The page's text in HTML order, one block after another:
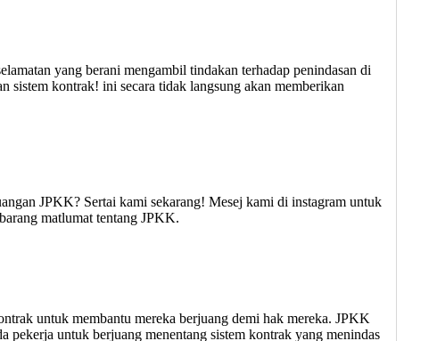
yang berani mengambil tindakan terhadap penindasan di
sistem kontrak! ini secara tidak langsung akan memberikan
JPKK? Sertai kami sekarang! Mesej kami di instagram untuk
matlumat tentang JPKK.
untuk membantu mereka berjuang demi hak mereka. JPKK
pekerja untuk berjuang menentang sistem kontrak yang menindas